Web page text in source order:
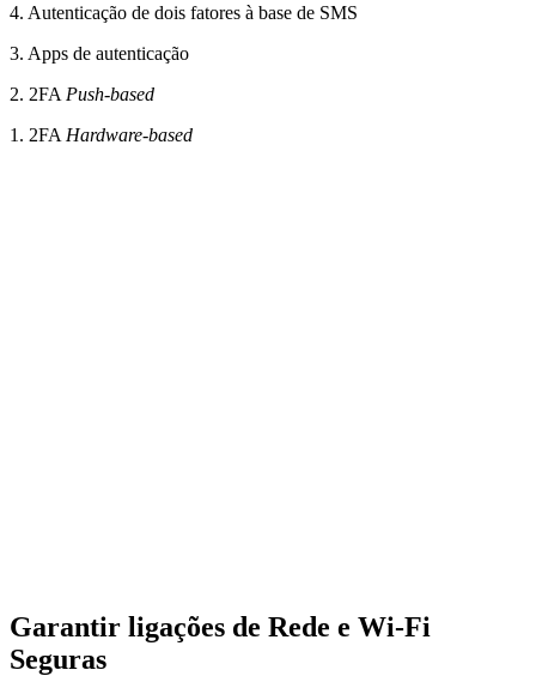
4. Autenticação de dois fatores à base de SMS
3. Apps de autenticação
2. 2FA Push-based
1. 2FA Hardware-based
Garantir ligações de Rede e Wi-Fi
Seguras